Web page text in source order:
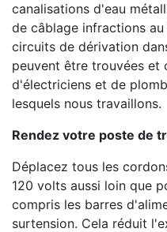
canalisations d'eau
de câblage infractions
circuits de dérivation
peuvent être trouvées et
d'électriciens et de
lesquels nous travaillons.
Rendez votre poste de
Déplacez tous les
120 volts aussi loin que
compris les barres
surtension. Cela réduit